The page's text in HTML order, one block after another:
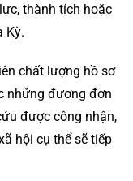
thành tích hoặc
Kỳ.
chất lượng hồ sơ
những đương đơn
được công nhận,
hội cụ thể sẽ tiếp